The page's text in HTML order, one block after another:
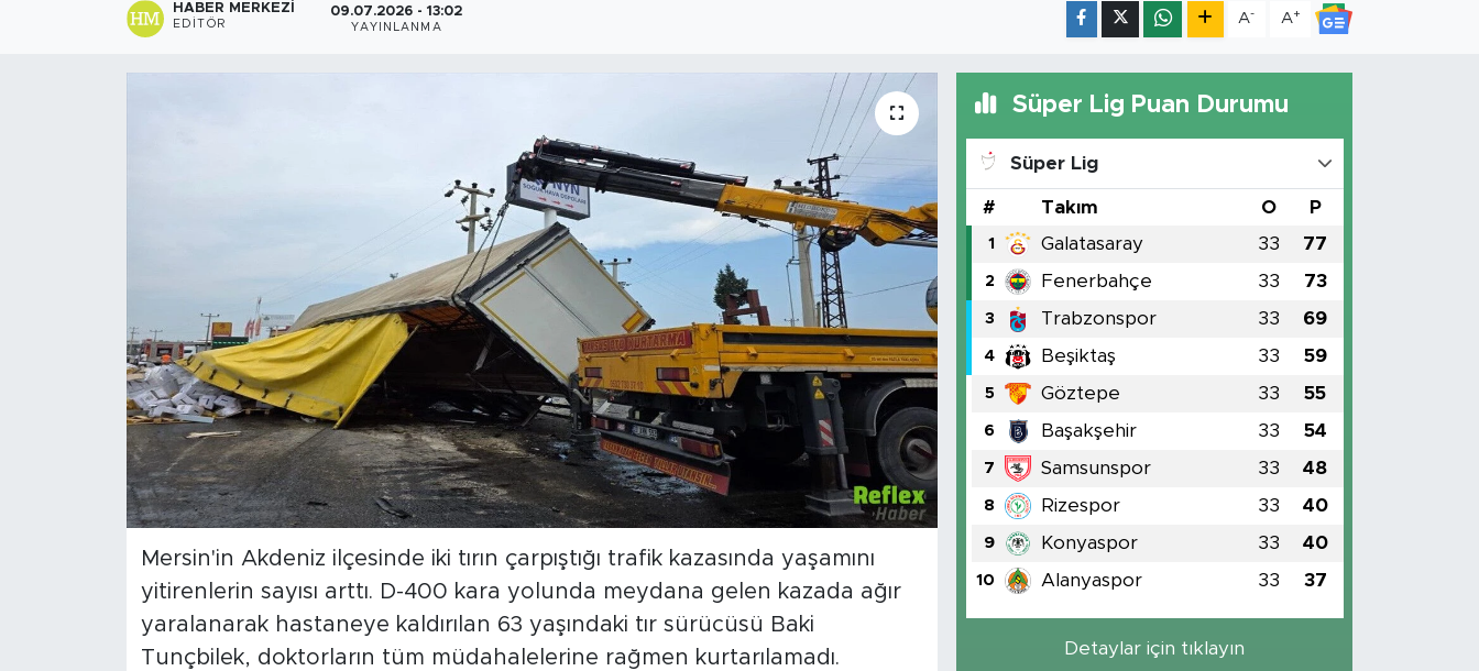
HABER MERKEZI
EDITÖR
09.07.2026 - 13:02
YAYINLANMA
A- A+
Mersin'in Akdeniz ilçesinde iki tırın çarpıştığı trafik kazasında yaşamını
yitirenlerin sayısı arttı. D-400 kara yolunda meydana gelen kazada ağır
yaralanarak hastaneye kaldırılan 63 yaşındaki tır sürücüsü Baki
Tunçbilek, doktorların tüm müdahalelerine rağmen kurtarılamadı.
Süper Lig Puan Durumu
Süper Lig
# Takım O P
1 Galatasaray 33 77
2 Fenerbahçe 33 73
3 Trabzonspor 33 69
4 Beşiktaş 33 59
5 Göztepe 33 55
6 Başakşehir 33 54
7 Samsunspor 33 48
8 Rizespor 33 40
9 Konyaspor 33 40
10 Alanyaspor 33 37
Detaylar için tıklayın
Sağlık Turizmi
Haber Arşivi